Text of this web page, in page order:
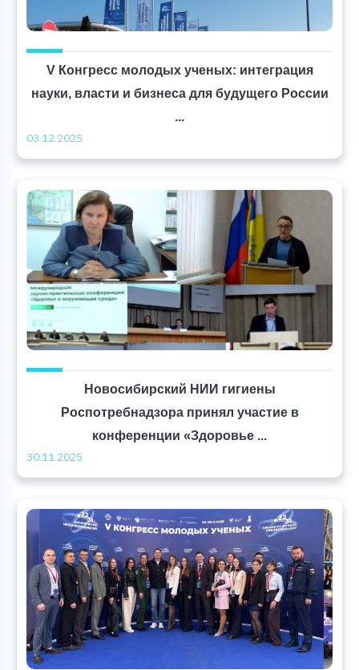
V Конгресс молодых ученых: интеграция
науки, власти и бизнеса для будущего России
...
03.12.2025
Новосибирский НИИ гигиены
Роспотребнадзора принял участие в
конференции «Здоровье ...
30.11.2025